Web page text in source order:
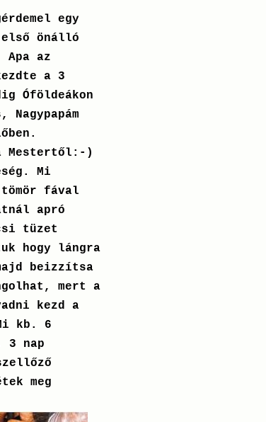
egy
önálló
Apa az
a 3
Óföldeákon
Mestertől:-)
Mi
fával
apró
tüzet
hogy lángra
beizzítsa
mert a
kezd a
kb. 6
3 nap
meg